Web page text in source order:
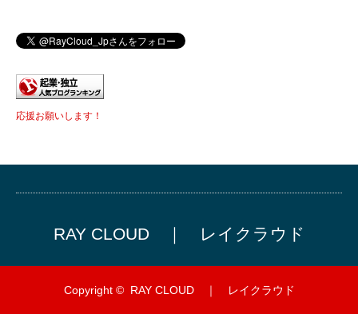
応援お願いします！
RAY CLOUD ｜ レイクラウド
Copyright © RAY CLOUD ｜ レイクラウド